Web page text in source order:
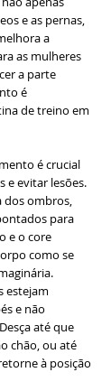
e as pernas,
a
as mulheres
a parte
é
de treino em
é crucial
e evitar lesões.
dos ombros,
para
e o core
como se
estejam
e não
até que
chão, ou até
à posição